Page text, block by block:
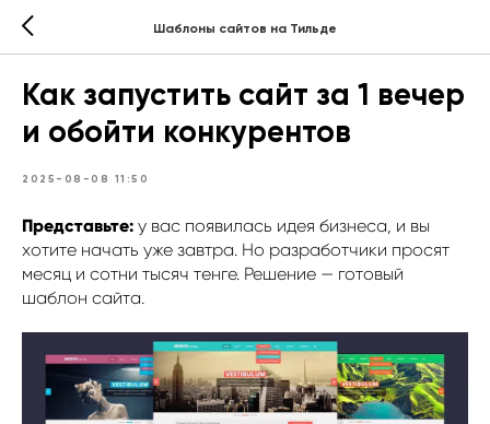
Шаблоны сайтов на Тильде
Как запустить сайт за 1 вечер
и обойти конкурентов
2025-08-08 11:50
Представьте: у вас появилась идея бизнеса, и вы
хотите начать уже завтра. Но разработчики просят
месяц и сотни тысяч тенге. Решение — готовый
шаблон сайта.